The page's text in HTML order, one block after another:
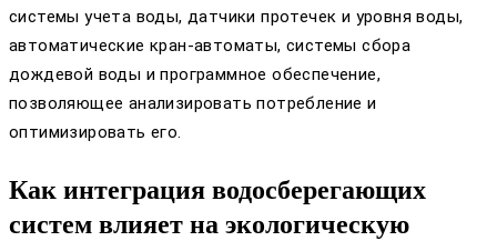
системы учета воды, датчики протечек и уровня воды,
автоматические кран-автоматы, системы сбора
дождевой воды и программное обеспечение,
позволяющее анализировать потребление и
оптимизировать его.
Как интеграция водосберегающих
систем влияет на экологическую